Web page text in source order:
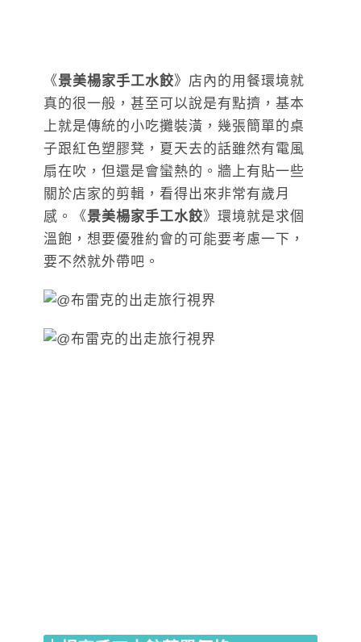
《景美楊家手工水餃》店內的用餐環境就
真的很一般，甚至可以說是有點擠，基本
上就是傳統的小吃攤裝潢，幾張簡單的桌
子跟紅色塑膠凳，夏天去的話雖然有電風
扇在吹，但還是會蠻熱的。牆上有貼一些
關於店家的剪輯，看得出來非常有歲月
感。《景美楊家手工水餃》環境就是求個
溫飽，想要優雅約會的可能要考慮一下，
要不然就外帶吧。